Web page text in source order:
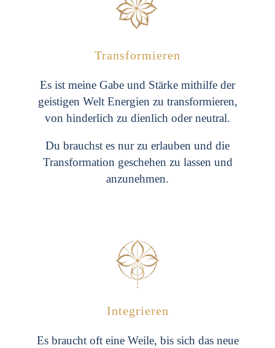
Transformieren
Es ist meine Gabe und Stärke mithilfe der
geistigen Welt Energien zu transformieren,
von hinderlich zu dienlich oder neutral.
Du brauchst es nur zu erlauben und die
Transformation geschehen zu lassen und
anzunehmen.
Integrieren
Es braucht oft eine Weile, bis sich das neue